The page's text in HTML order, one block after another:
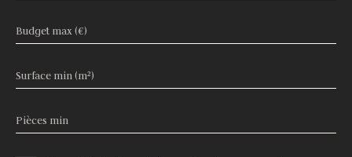
Budget max (€)
Surface min (m²)
Pièces min